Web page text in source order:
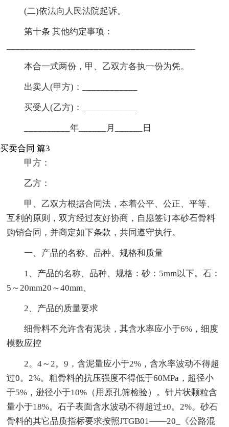
(二)依法向人民法院起诉。
第十条 其他约定事项：
本合一式两份，甲、乙双方各执一份为凭。
出卖人(甲方)：____________
买受人(乙方)：____________
__________年______月______日
买卖合同 篇3
甲方：
乙方：
甲、乙双方根据合同法，本着公平、公正、平等、
互利的原则，双方经过友好协商，自愿签订本砂石骨料
购销合同，并商定如下条款，共同遵守执行。
一、产品的名称、品种、规格和质量
1、产品的名称、品种、规格：砂：5mm以下。石：
5～20mm20～40mm、
2、产品的质量要求
细骨料不允许含有泥块，其含水率应小于6%，细度
模数应控
2。4～2。9，含泥量应小于2%，含水率波动不得超
过0。2%。粗骨料的抗压强度不得低于60MPa，超径小
于5%，逊径小于10%（用原孔筛检验）。针片状颗粒含
量小于18%。石子表面含水波动不得超过±0。2%。砂石
骨料的其它品质指标要求按照JTGB01——20_《公路混